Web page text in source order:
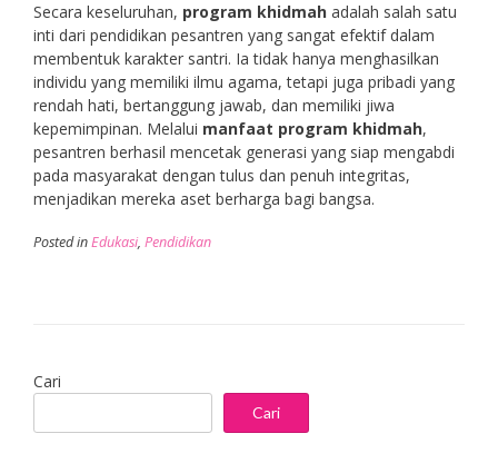
Secara keseluruhan, program khidmah adalah salah satu
inti dari pendidikan pesantren yang sangat efektif dalam
membentuk karakter santri. Ia tidak hanya menghasilkan
individu yang memiliki ilmu agama, tetapi juga pribadi yang
rendah hati, bertanggung jawab, dan memiliki jiwa
kepemimpinan. Melalui manfaat program khidmah,
pesantren berhasil mencetak generasi yang siap mengabdi
pada masyarakat dengan tulus dan penuh integritas,
menjadikan mereka aset berharga bagi bangsa.
Posted inEdukasi, Pendidikan
Cari
Cari